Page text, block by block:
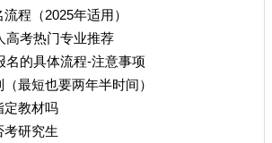
程（2025年适用）‌
高考热门专业推荐
名的具体流程-注意事项
最短也要两年半时间）
定教材吗
考研究生